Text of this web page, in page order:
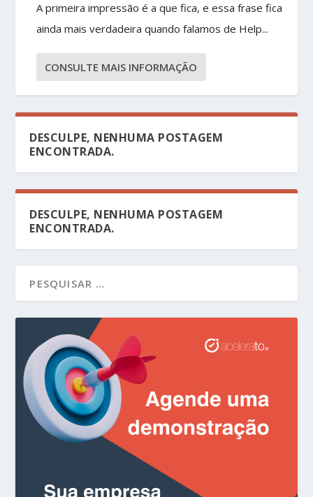
A primeira impressão é a que fica, e essa frase fica
ainda mais verdadeira quando falamos de Help...
CONSULTE MAIS INFORMAÇÃO
DESCULPE, NENHUMA POSTAGEM
ENCONTRADA.
DESCULPE, NENHUMA POSTAGEM
ENCONTRADA.